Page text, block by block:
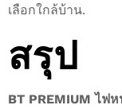
เลือกใกล้บ้าน.
สรุป
BT PREMIUM ไฟ